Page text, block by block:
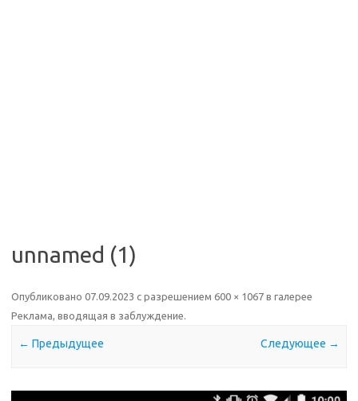
unnamed (1)
Опубликовано 07.09.2023 с разрешением 600 × 1067 в галерее
Реклама, вводящая в заблуждение.
← Предыдущее Следующее →